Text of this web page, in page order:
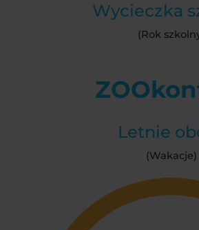
Wycieczka
(Rok
Letnie
(Wakacje)